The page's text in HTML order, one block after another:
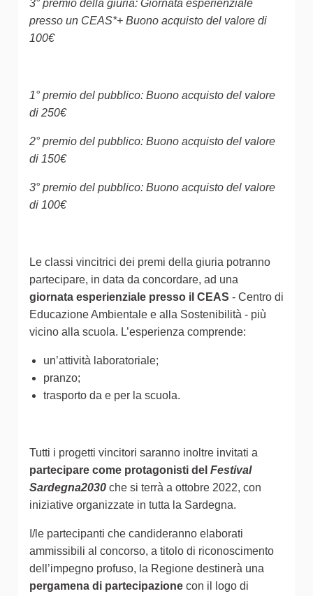
3° premio della giuria: Giornata esperienziale
presso un CEAS*+ Buono acquisto del valore di
100€
1° premio del pubblico: Buono acquisto del valore
di 250€
2° premio del pubblico: Buono acquisto del valore
di 150€
3° premio del pubblico: Buono acquisto del valore
di 100€
Le classi vincitrici dei premi della giuria potranno
partecipare, in data da concordare, ad una
giornata esperienziale presso il CEAS - Centro di
Educazione Ambientale e alla Sostenibilità - più
vicino alla scuola. L’esperienza comprende:
un’attività laboratoriale;
pranzo;
trasporto da e per la scuola.
Tutti i progetti vincitori saranno inoltre invitati a
partecipare come protagonisti del Festival
Sardegna2030 che si terrà a ottobre 2022, con
iniziative organizzate in tutta la Sardegna.
I/le partecipanti che candideranno elaborati
ammissibili al concorso, a titolo di riconoscimento
dell’impegno profuso, la Regione destinerà una
pergamena di partecipazione con il logo di